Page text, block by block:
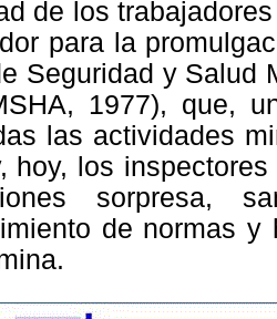
de los
para la
Seguridad y Salud
1977), que,
las actividades
hoy, los
sorpresa,
de normas